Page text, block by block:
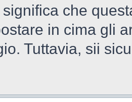
che
in cima gli
Tuttavia, sii